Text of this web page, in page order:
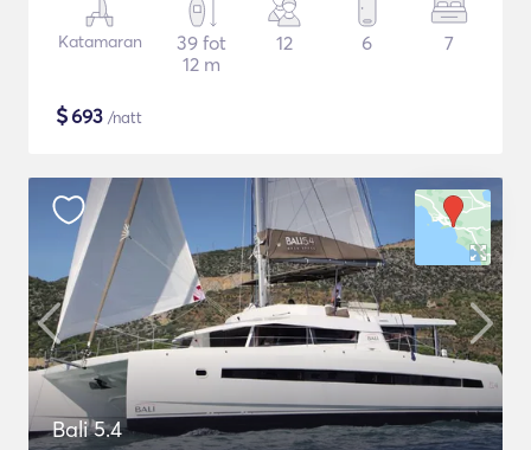
Katamaran
39 fot
12 m
12 6 7
$693 /natt
Bali 5.4